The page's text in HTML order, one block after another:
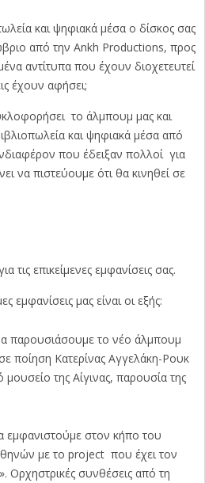
και ψηφιακά μέσα ο δίσκος σας
από την Ankh Productions, προς
αντίτυπα που έχουν διοχετευτεί
έχουν αφήσει;
το άλμπουμ μας και
και ψηφιακά μέσα από
που έδειξαν πολλοί για
να πιστεύουμε ότι θα κινηθεί σε
τις επικείμενες εμφανίσεις σας.
εμφανίσεις μας είναι οι εξής:
παρουσιάσουμε το νέο άλμπουμ
ποίηση Κατερίνας Αγγελάκη-Ρουκ
της Αίγινας, παρουσία της
εμφανιστούμε στον κήπο του
με το project που έχει τον
Ορχηστρικές συνθέσεις από τη